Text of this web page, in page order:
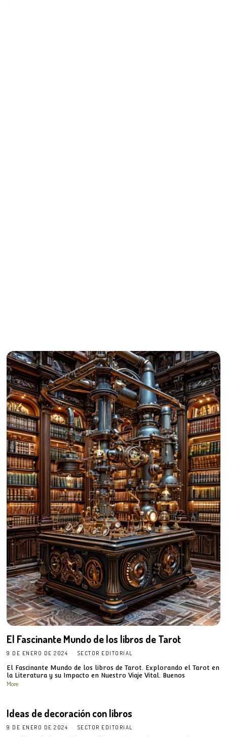
El Fascinante Mundo de los libros de Tarot
9 DE ENERO DE 2024 SECTOR EDITORIAL
El Fascinante Mundo de los libros de Tarot. Explorando el Tarot en
la Literatura y su Impacto en Nuestro Viaje Vital. Buenos
More
Ideas de decoración con libros
9 DE ENERO DE 2024 SECTOR EDITORIAL